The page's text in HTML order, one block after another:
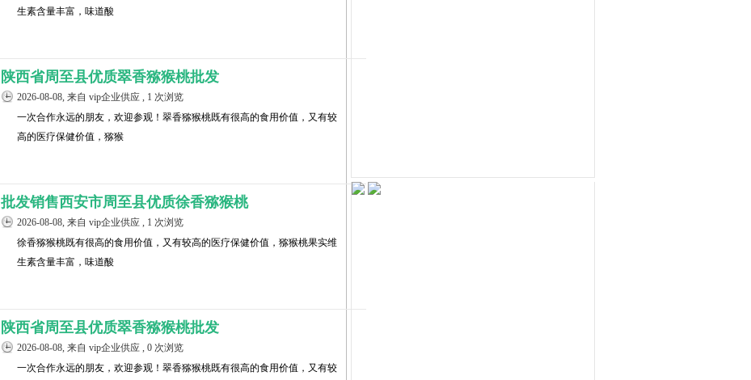
生素含量丰富，味道酸
陕西省周至县优质翠香猕猴桃批发
2026-08-08, 来自 vip企业供应 , 1 次浏览
一次合作永远的朋友，欢迎参观！翠香猕猴桃既有很高的食用价值，又有较
高的医疗保健价值，猕猴
批发销售西安市周至县优质徐香猕猴桃
2026-08-08, 来自 vip企业供应 , 1 次浏览
徐香猕猴桃既有很高的食用价值，又有较高的医疗保健价值，猕猴桃果实维
生素含量丰富，味道酸
陕西省周至县优质翠香猕猴桃批发
2026-08-08, 来自 vip企业供应 , 0 次浏览
一次合作永远的朋友，欢迎参观！翠香猕猴桃既有很高的食用价值，又有较